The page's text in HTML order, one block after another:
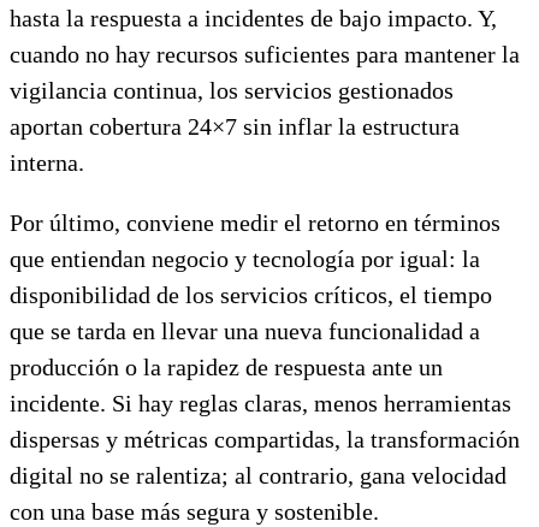
hasta la respuesta a incidentes de bajo impacto. Y,
cuando no hay recursos suficientes para mantener la
vigilancia continua, los servicios gestionados
aportan cobertura 24×7 sin inflar la estructura
interna.
Por último, conviene medir el retorno en términos
que entiendan negocio y tecnología por igual: la
disponibilidad de los servicios críticos, el tiempo
que se tarda en llevar una nueva funcionalidad a
producción o la rapidez de respuesta ante un
incidente. Si hay reglas claras, menos herramientas
dispersas y métricas compartidas, la transformación
digital no se ralentiza; al contrario, gana velocidad
con una base más segura y sostenible.